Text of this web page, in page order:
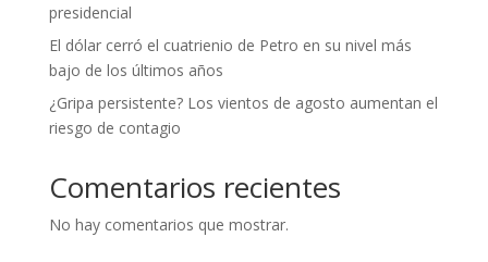
presidencial
El dólar cerró el cuatrienio de Petro en su nivel más
bajo de los últimos años
¿Gripa persistente? Los vientos de agosto aumentan el
riesgo de contagio
Comentarios recientes
No hay comentarios que mostrar.